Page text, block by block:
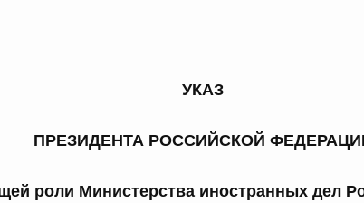
УКАЗ
ПРЕЗИДЕНТА РОССИЙСКОЙ
роли Министерства иностранных дел
к ним